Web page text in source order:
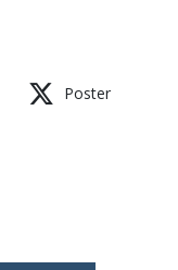
Poster